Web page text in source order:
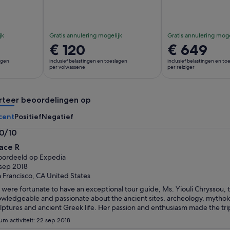
Gratis annulering mogelijk
De
prijs
is
volwassene
€ 120
inclusief belastingen en toeslagen
per volwassene
Gratis annulering
De
prijs
is
€ 649
inclusief belastingen en
per reiziger
beoordelingen op
PositiefNegatief
10
R
op Expedia
2018
Francisco, CA United States
were fortunate to have an exceptional tour guide, Ms. Yiouli Chryssou,
and passionate about the ancient sites, archeology,
and ancient Greek life. Her passion and enthusiasm made the
activiteit: 22 sep 2018